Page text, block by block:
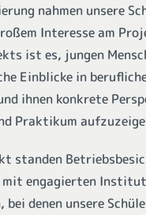
nahmen unsere
Interesse am
ist es, jungen
Einblicke in
ihnen konkrete
Praktikum
standen
mit engagierten
bei denen unsere